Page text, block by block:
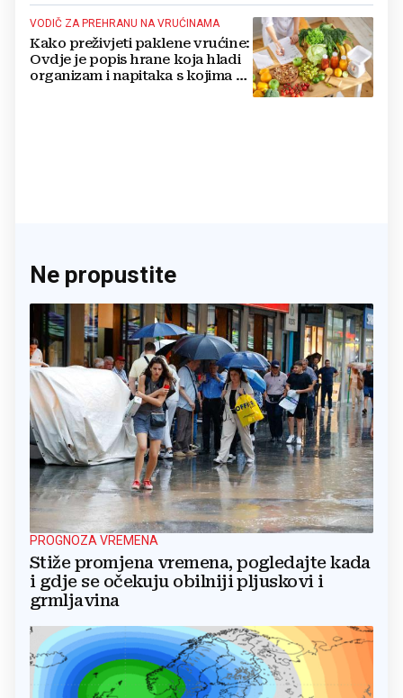
VODIČ ZA PREHRANU NA VRUĆINAMA
Kako preživjeti paklene vrućine:
Ovdje je popis hrane koja hladi
organizam i napitaka s kojima si
Ne propustite
PROGNOZA VREMENA
Stiže promjena vremena, pogledajte kada
i gdje se očekuju obilniji pljuskovi i
grmljavina